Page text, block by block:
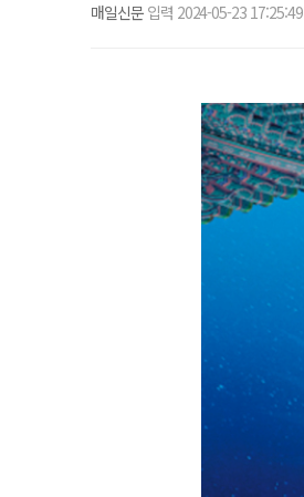
매일신문 입력 2024-05-23 17:25:49